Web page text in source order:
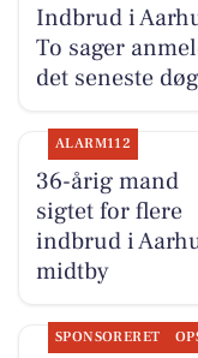
Indbrud i
To sager
det seneste
ALARM112
36-årig mand
sigtet for flere
indbrud i
midtby
SPONSORERET